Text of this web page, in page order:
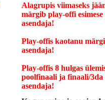
Alagrupis viimaseks
märgib play-offi
asendaja!
Play-offis kaotanu
asendaja!
Play-offis 8 hulgas
poolfinaali ja finaali/3da
asendaja!